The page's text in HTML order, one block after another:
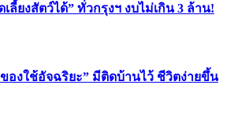
ลี้ยงสัตว์ได้” ทั่วกรุงฯ งบไม่เกิน 3 ล้าน!
ของใช้อัจฉริยะ” มีติดบ้านไว้ ชีวิตง่ายขึ้น